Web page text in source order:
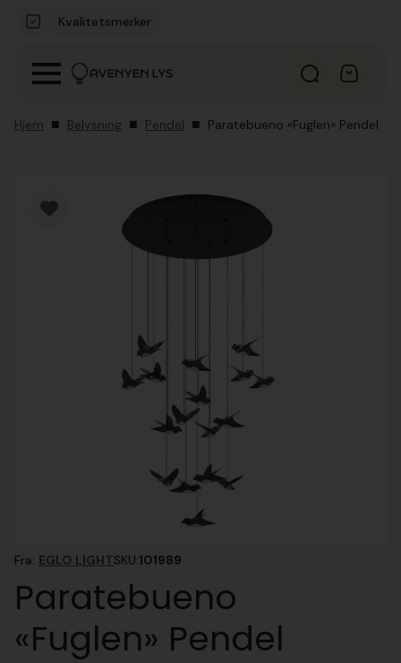
Kvalitetsmerker
Hjem Belysning Pendel Paratebueno «Fuglen» Pendel
Fra: EGLO LIGHTSKU:101989
Paratebueno
«Fuglen» Pendel